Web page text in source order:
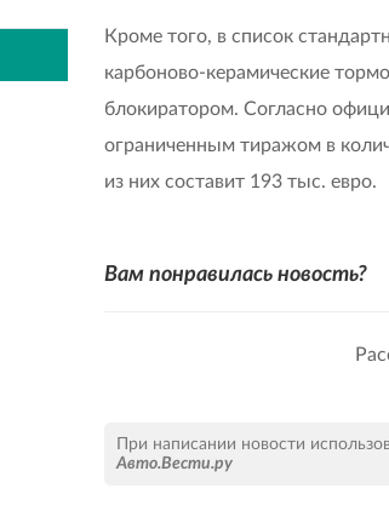
Кроме того, в список
карбоново-керамические
блокиратором. Согласно
ограниченным тиражом в
из них составит 193 тыс. евро.
Вам понравилась новость?
При написании новости
Авто.Вести.ру